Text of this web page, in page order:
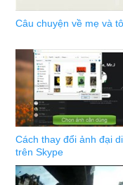
Câu chuyện về mẹ và
Cách thay đổi ảnh đại
trên Skype